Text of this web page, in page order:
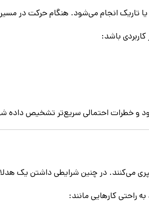
تاریک انجام می‌شود. هنگام حرکت در
باشد:
و خطرات احتمالی سریع‌تر تشخیص داده
می‌کنند. در چنین شرایطی داشتن یک
راحتی کارهایی مانند: